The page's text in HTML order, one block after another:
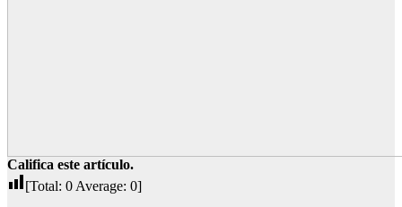
Califica este artículo.
[Total: 0 Average: 0]